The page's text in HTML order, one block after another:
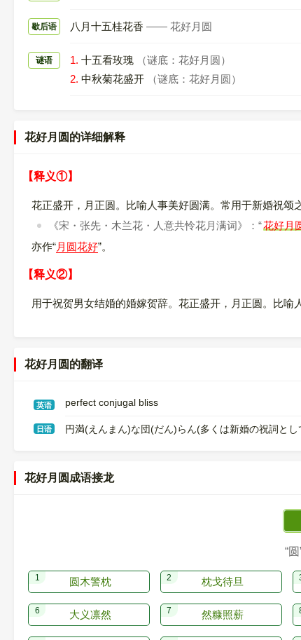
歇后语 八月十五桂花香 —— 花好月圆
谜语 1. 十五看玫瑰
（谜底：花好月圆）
2. 中秋菊花盛开 （谜底：花好月圆）
花好月圆的详细解释
【释义①】
花正盛开，月正圆。比喻人事美好圆满。常用于新婚祝颂
《宋・张先・木兰花・人意共怜花月满词》：“花好月
亦作“月圆花好”。
【释义②】
用于祝贺男女结婚的婚嫁贺辞。花正盛开，月正圆。比喻
花好月圆的翻译
英语 perfect conjugal bliss
日语 円満(えんまん)な団(だん)らん(多くは新婚の祝詞とし
花好月圆成语接龙
“
圆木警枕 枕戈待旦
大义凛然 然糠照薪